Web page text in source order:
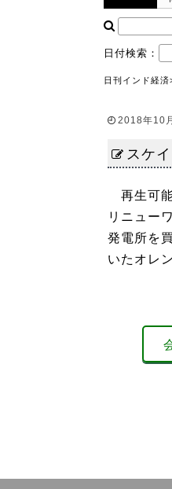
日付検索：
日刊インド経済
2018年10
スケ
再生可能
リニュー
発電所を
いたオレ